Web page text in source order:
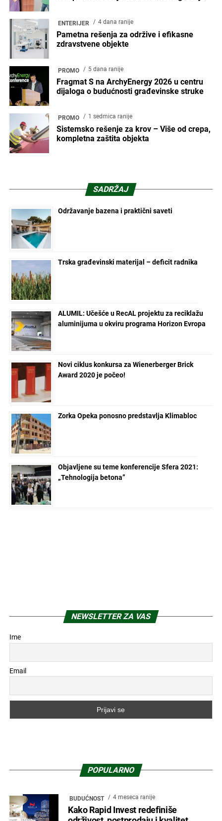
ENTERIJER 4 dana ranije
Pametna rešenja za održive i efikasne
zdravstvene objekte
PROMO 5 dana ranije
Fragmat S na ArchyEnergy 2026 u centru
dijaloga o budućnosti građevinske struke
PROMO 1 sedmica ranije
Sistemsko rešenje za krov – Više od crepa,
kompletna zaštita objekta
SADRŽAJ
Održavanje bazena i praktični saveti
Trska građevinski materijal – deficit radnika
ALUMIL: Učešće u RecAL projektu za reciklažu
aluminijuma u okviru programa Horizon Evropa
Novi ciklus konkursa za Wienerberger Brick
Award 2020 je počeo!
Zorka Opeka ponosno predstavlja Klimabloc
Objavljene su teme konferencije Sfera 2021:
„Tehnologija betona”
NEWSLETTER ZA VAS
Ime
Email
POPULARNO
BUDUĆNOST 4 meseca ranije
Kako Rapid Invest redefiniše